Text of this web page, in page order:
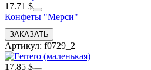
17.71 $
Конфеты "Мерси"
Артикул: f0729_2
17.85 $